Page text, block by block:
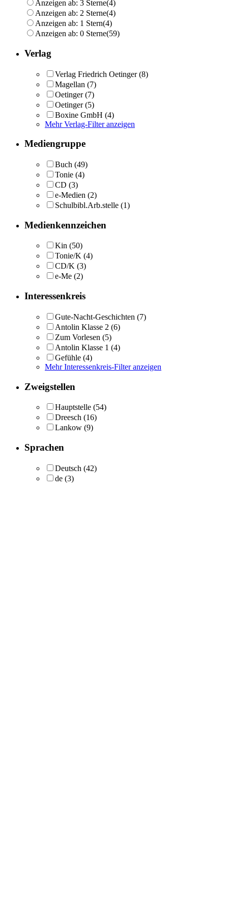
Anzeigen ab: 3 Sterne(4)
Anzeigen ab: 2 Sterne(4)
Anzeigen ab: 1 Stern(4)
Anzeigen ab: 0 Sterne(59)
Verlag
Verlag Friedrich Oetinger (8)
Magellan (7)
Oetinger(7)
Oetinger (5)
Boxine GmbH (4)
Mehr Verlag-Filter anzeigen
Mediengruppe
Buch (49)
Tonie (4)
CD (3)
e-Medien (2)
Schulbibl.Arb.stelle (1)
Medienkennzeichen
Kin (50)
Tonie/K (4)
CD/K (3)
e-Me (2)
Interessenkreis
Gute-Nacht-Geschichten (7)
Antolin Klasse 2 (6)
Zum Vorlesen (5)
Antolin Klasse 1 (4)
Gefühle (4)
Mehr Interessenkreis-Filter anzeigen
Zweigstellen
Hauptstelle (54)
Dreesch (16)
Lankow (9)
Sprachen
Deutsch (42)
de (3)